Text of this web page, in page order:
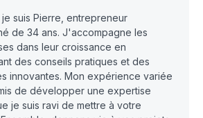
je suis Pierre, entrepreneur
de 34 ans. J'accompagne les
dans leur croissance en
des conseils pratiques et des
innovantes. Mon expérience variée
de développer une expertise
je suis ravi de mettre à votre